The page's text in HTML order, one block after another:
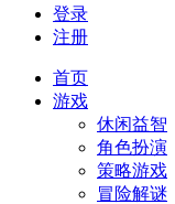
登录
注册
首页
游戏
休闲益智
角色扮演
策略游戏
冒险解谜